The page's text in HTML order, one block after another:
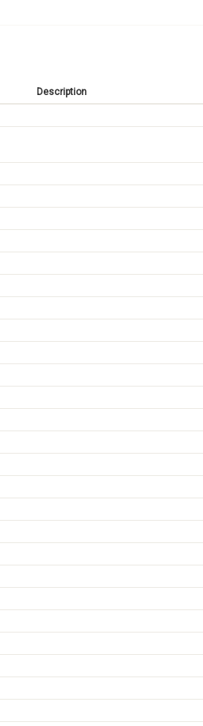
Description